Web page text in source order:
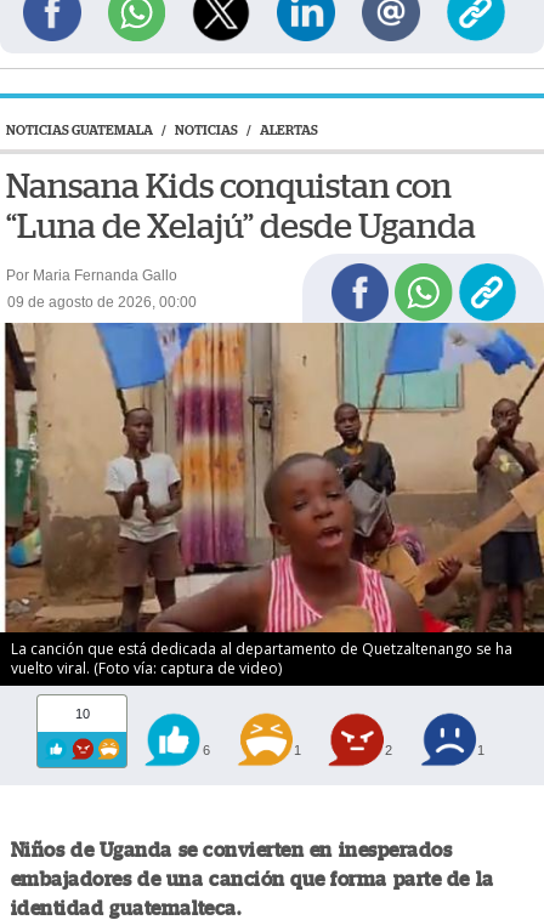
NOTICIAS GUATEMALA / NOTICIAS / ALERTAS
Nansana Kids conquistan con
“Luna de Xelajú” desde Uganda
Por Maria Fernanda Gallo
09 de agosto de 2026, 00:00
La canción que está dedicada al departamento de Quetzaltenango se ha
vuelto viral. (Foto vía: captura de video)
10
6 1 2 1
Niños de Uganda se convierten en inesperados
embajadores de una canción que forma parte de la
identidad guatemalteca.